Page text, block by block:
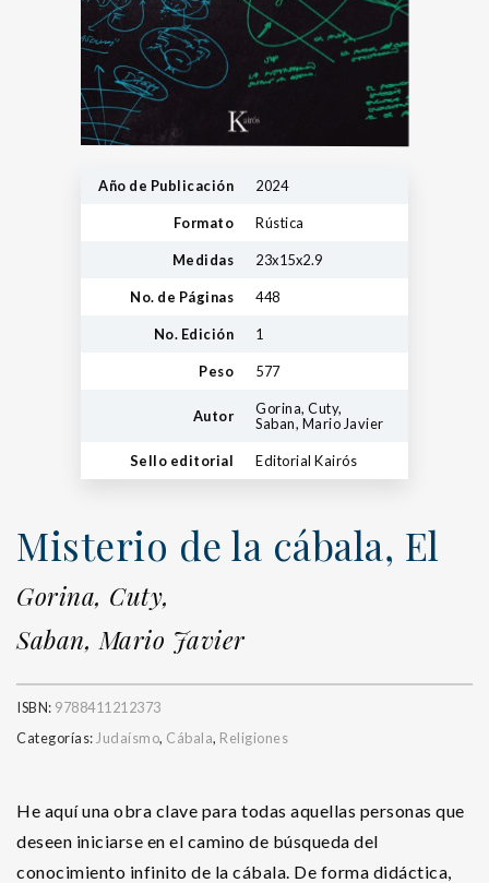
Año de Publicación 2024
Formato Rústica
Medidas 23x15x2.9
No. de Páginas 448
No. Edición 1
Peso 577
Autor
Gorina, Cuty,
Saban, Mario Javier
Sello editorial Editorial Kairós
Misterio de la cábala, El
Gorina, Cuty,
Saban, Mario Javier
ISBN: 9788411212373
Categorías: Judaísmo, Cábala, Religiones
He aquí una obra clave para todas aquellas personas que
deseen iniciarse en el camino de búsqueda del
conocimiento infinito de la cábala. De forma didáctica,